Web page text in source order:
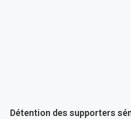
Détention des supporters